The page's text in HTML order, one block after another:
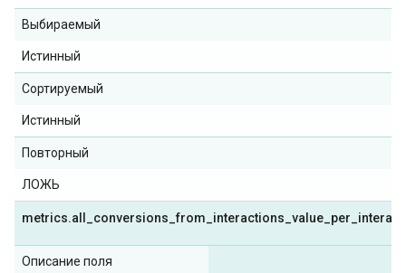
Выбираемый
Истинный
Сортируемый
Истинный
Повторный
ЛОЖЬ
metrics.all conversions _from interactions value per
Описание поля